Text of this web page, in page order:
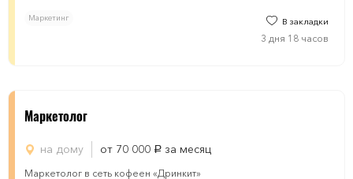
Маркетинг В закладки
3 дня 18 часов
Маркетолог
на дому от 70 000 руб. за месяц
Маркетолог в сеть кофеен «Дринкит»